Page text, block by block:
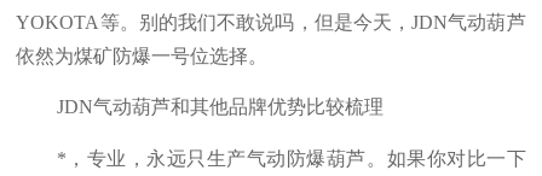
YOKOTA等。别的我们不敢说吗，但是今天，JDN气动葫芦
依然为煤矿防爆一号位选择。
JDN气动葫芦和其他品牌优势比较梳理
*，专业，永远只生产气动防爆葫芦。如果你对比一下